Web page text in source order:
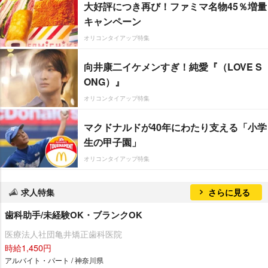
大好評につき再び！ファミマ名物45％増量
キャンペーン
オリコンタイアップ特集
向井康二イケメンすぎ！純愛『（LOVE S
ONG）』
オリコンタイアップ特集
マクドナルドが40年にわたり支える「小学
生の甲子園」
オリコンタイアップ特集
求人特集 さらに見る
歯科助手/未経験OK・ブランクOK
医療法人社団亀井矯正歯科医院
時給1,450円
アルバイト・パート / 神奈川県